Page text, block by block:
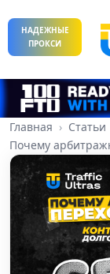
НАДЕЖНЫЕ
ПРОКСИ
Главная
Статьи
Почему